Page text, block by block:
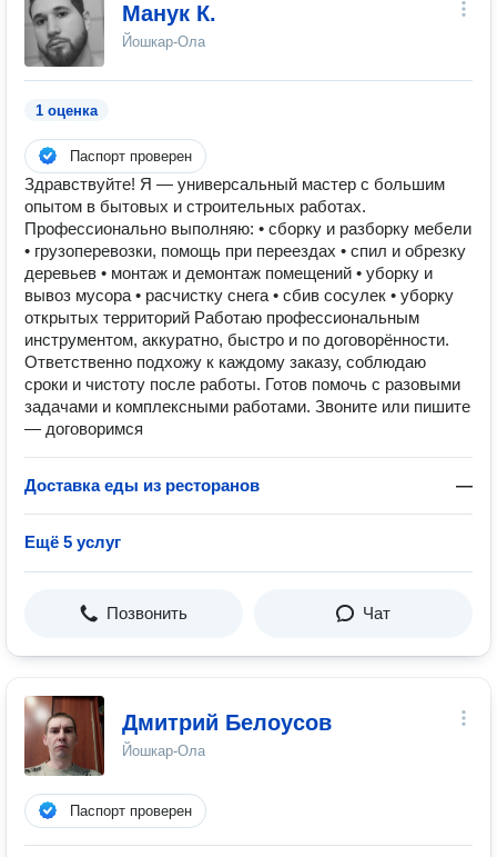
Манук К.
Йошкар-Ола
1 оценка
Паспорт проверен
Здравствуйте! Я — универсальный мастер с большим
опытом в бытовых и строительных работах.
Профессионально выполняю: • сборку и разборку мебели
• грузоперевозки, помощь при переездах • спил и обрезку
деревьев • монтаж и демонтаж помещений • уборку и
вывоз мусора • расчистку снега • сбив сосулек • уборку
открытых территорий Работаю профессиональным
инструментом, аккуратно, быстро и по договорённости.
Ответственно подхожу к каждому заказу, соблюдаю
сроки и чистоту после работы. Готов помочь с разовыми
задачами и комплексными работами. Звоните или пишите
— договоримся
Доставка еды из ресторанов —
Ещё 5 услуг
Позвонить Чат
Дмитрий Белоусов
Йошкар-Ола
Паспорт проверен